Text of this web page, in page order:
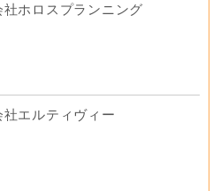
社ホロスプランニング
社エルティヴィー